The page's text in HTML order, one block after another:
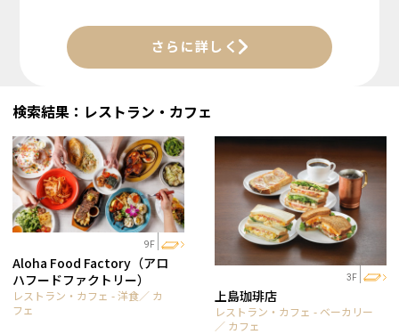
さらに詳しく
検索結果：レストラン・カフェ
9F
Aloha Food Factory（アロ
ハフードファクトリー）
レストラン・カフェ - 洋食／ カ
フェ
3F
上島珈琲店
レストラン・カフェ - ベーカリー
／ カフェ